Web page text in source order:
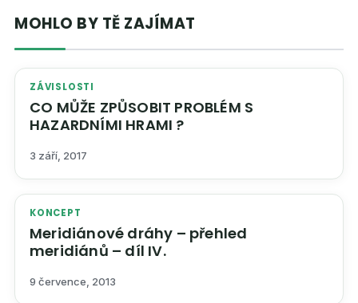
MOHLO BY TĚ ZAJÍMAT
ZÁVISLOSTI
CO MŮŽE ZPŮSOBIT PROBLÉM S
HAZARDNÍMI HRAMI ?
3 září, 2017
KONCEPT
Meridiánové dráhy – přehled
meridiánů – díl IV.
9 července, 2013